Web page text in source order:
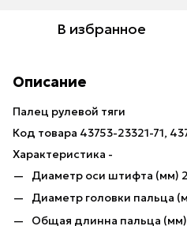
В избранное
Описание
Палец рулевой тяги
Код товара 43753-23321-71,
Характеристика -
Диаметр оси штифта (мм)
Диаметр головки пальца
Общая длинна пальца